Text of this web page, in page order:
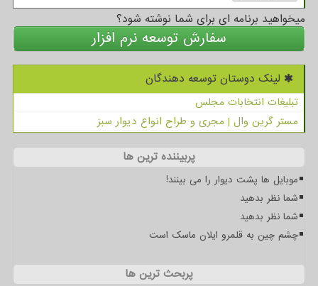
میخواهید برنامه ای برای شما نوشته شود؟
سفارش توسعه نرم افزار
لینک دوستان توسعه دهندگان
تبلیغات انتخابات مجلس
مستر گرین وال | مجری و طراح انواع دیوار سبز
پربیننده ترین ها
موبایل ها پشت دیوار را می بینند!
شما نظر بدهید
شما نظر بدهید
چشم چین به قلمرو ایلان ماسک است
پربحث ترین ها